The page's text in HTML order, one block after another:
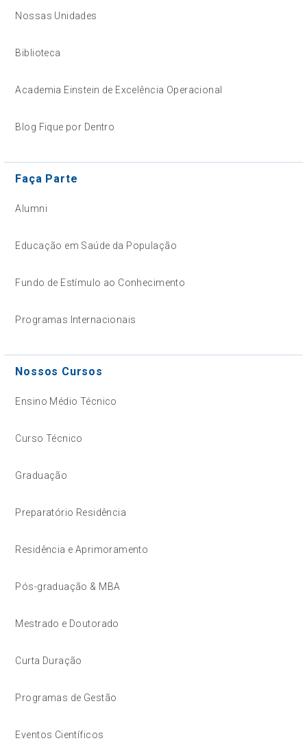
Nossas Unidades
Biblioteca
Academia Einstein de Excelência Operacional
Blog Fique por Dentro
Faça Parte
Alumni
Educação em Saúde da População
Fundo de Estímulo ao Conhecimento
Programas Internacionais
Nossos Cursos
Ensino Médio Técnico
Curso Técnico
Graduação
Preparatório Residência
Residência e Aprimoramento
Pós-graduação & MBA
Mestrado e Doutorado
Curta Duração
Programas de Gestão
Eventos Científicos